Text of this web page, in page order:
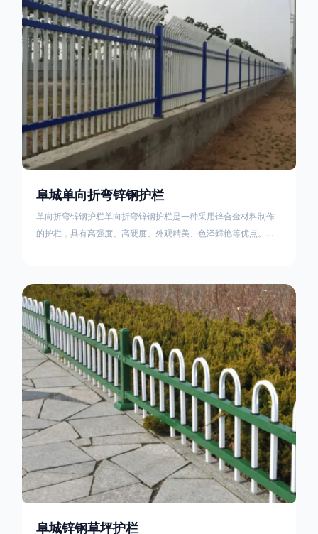
阜城单向折弯锌钢护栏
单向折弯锌钢护栏单向折弯锌钢护栏是一种采用锌合金材料制作
的护栏，具有高强度、高硬度、外观精美、色泽鲜艳等优点。该
再加上防盗垫圈，这样能够避免护栏被人轻易拆卸；适合于大批
量生产，能够很好的与自然相融合。单向折弯锌钢护栏可以用于
住宅小区、工厂院校、道路交通等场所。该产品具有高强度、高
硬度、外观
阜城锌钢草坪护栏